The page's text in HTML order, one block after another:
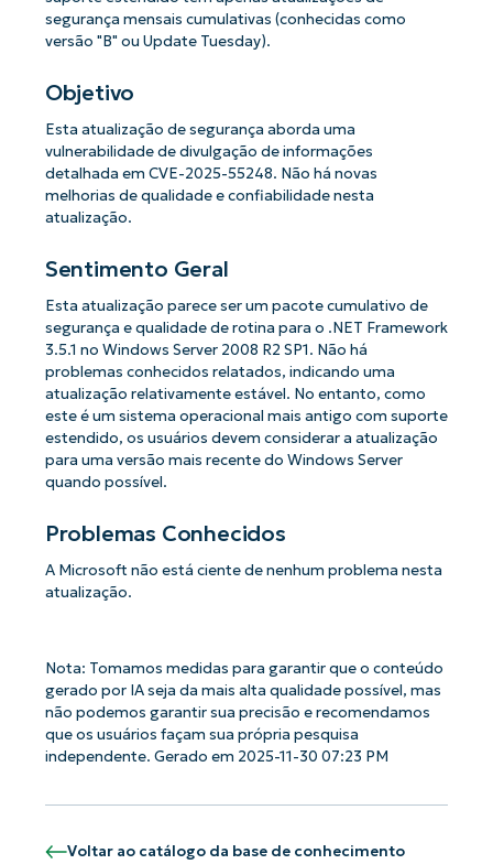
segurança mensais cumulativas (conhecidas como
versão "B" ou Update Tuesday).
Objetivo
Esta atualização de segurança aborda uma
vulnerabilidade de divulgação de informações
detalhada em CVE-2025-55248. Não há novas
melhorias de qualidade e confiabilidade nesta
atualização.
Sentimento Geral
Esta atualização parece ser um pacote cumulativo de
segurança e qualidade de rotina para o .NET Framework
3.5.1 no Windows Server 2008 R2 SP1. Não há
problemas conhecidos relatados, indicando uma
atualização relativamente estável. No entanto, como
este é um sistema operacional mais antigo com suporte
estendido, os usuários devem considerar a atualização
para uma versão mais recente do Windows Server
quando possível.
Problemas Conhecidos
A Microsoft não está ciente de nenhum problema nesta
atualização.
Nota: Tomamos medidas para garantir que o conteúdo
gerado por IA seja da mais alta qualidade possível, mas
não podemos garantir sua precisão e recomendamos
que os usuários façam sua própria pesquisa
independente. Gerado em 2025-11-30 07:23 PM
Voltar ao catálogo da base de conhecimento